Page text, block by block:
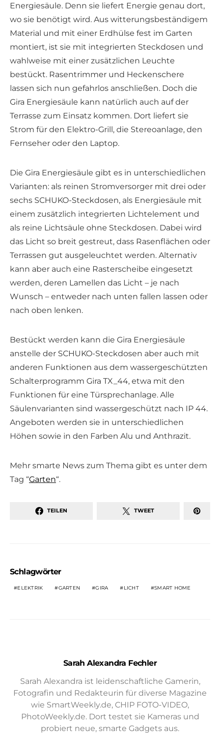
Energiesäule. Denn sie liefert Energie genau dort,
wo sie benötigt wird. Aus witterungsbeständigem
Material und mit einer Erdhülse fest im Garten
montiert, ist sie mit integrierten Steckdosen und
wahlweise mit einer zusätzlichen Leuchte
bestückt. Rasentrimmer und Heckenschere
lassen sich nun gefahrlos anschließen. Doch die
Gira Energiesäule kann natürlich auch auf der
Terrasse zum Einsatz kommen. Dort liefert sie
Strom für den Elektro-Grill, die Stereoanlage, den
Fernseher oder den Laptop.
Die Gira Energiesäule gibt es in unterschiedlichen
Varianten: als reinen Stromversorger mit drei oder
sechs SCHUKO-Steckdosen, als Energiesäule mit
einem zusätzlich integrierten Lichtelement und
als reine Lichtsäule ohne Steckdosen. Dabei wird
das Licht so breit gestreut, dass Rasenflächen oder
Terrassen gut ausgeleuchtet werden. Alternativ
kann aber auch eine Rasterscheibe eingesetzt
werden, deren Lamellen das Licht – je nach
Wunsch – entweder nach unten fallen lassen oder
nach oben lenken.
Bestückt werden kann die Gira Energiesäule
anstelle der SCHUKO-Steckdosen aber auch mit
anderen Funktionen aus dem wassergeschützten
Schalterprogramm Gira TX_44, etwa mit den
Funktionen für eine Türsprechanlage. Alle
Säulenvarianten sind wassergeschützt nach IP 44.
Angeboten werden sie in unterschiedlichen
Höhen sowie in den Farben Alu und Anthrazit.
Mehr smarte News zum Thema gibt es unter dem
Tag “Garten“.
TEILEN TWEET
Schlagwörter
ELEKTRIK GARTEN GIRA LICHT SMART HOME
Sarah Alexandra Fechler
Sarah Alexandra ist leidenschaftliche Gamerin,
Fotografin und Redakteurin für diverse Magazine
wie SmartWeekly.de, CHIP FOTO-VIDEO,
PhotoWeekly.de. Dort testet sie Kameras und
probiert neue, smarte Gadgets aus.